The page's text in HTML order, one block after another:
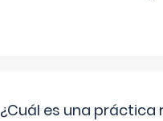
¿Cuál es una